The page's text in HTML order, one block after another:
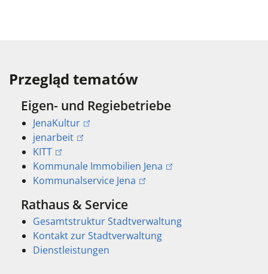
Przegląd tematów
Eigen- und Regiebetriebe
JenaKultur
jenarbeit
KITT
Kommunale Immobilien Jena
Kommunalservice Jena
Rathaus & Service
Gesamtstruktur Stadtverwaltung
Kontakt zur Stadtverwaltung
Dienstleistungen